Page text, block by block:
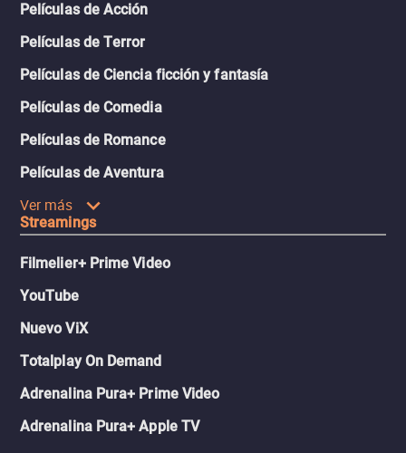
Películas de Acción
Películas de Terror
Películas de Ciencia ficción y fantasía
Películas de Comedia
Películas de Romance
Películas de Aventura
Ver más
Streamings
Filmelier+ Prime Video
YouTube
Nuevo ViX
Totalplay On Demand
Adrenalina Pura+ Prime Video
Adrenalina Pura+ Apple TV